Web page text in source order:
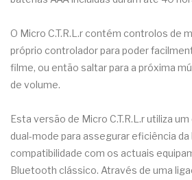
O Micro C.T.R.L.r contém controlos de
próprio controlador para poder
filme, ou então saltar para a próxima
de volume.
Esta versão de Micro C.T.R.L.r utiliza
dual-mode para assegurar eficiência da
compatibilidade com os actuais
Bluetooth clássico. Através de uma